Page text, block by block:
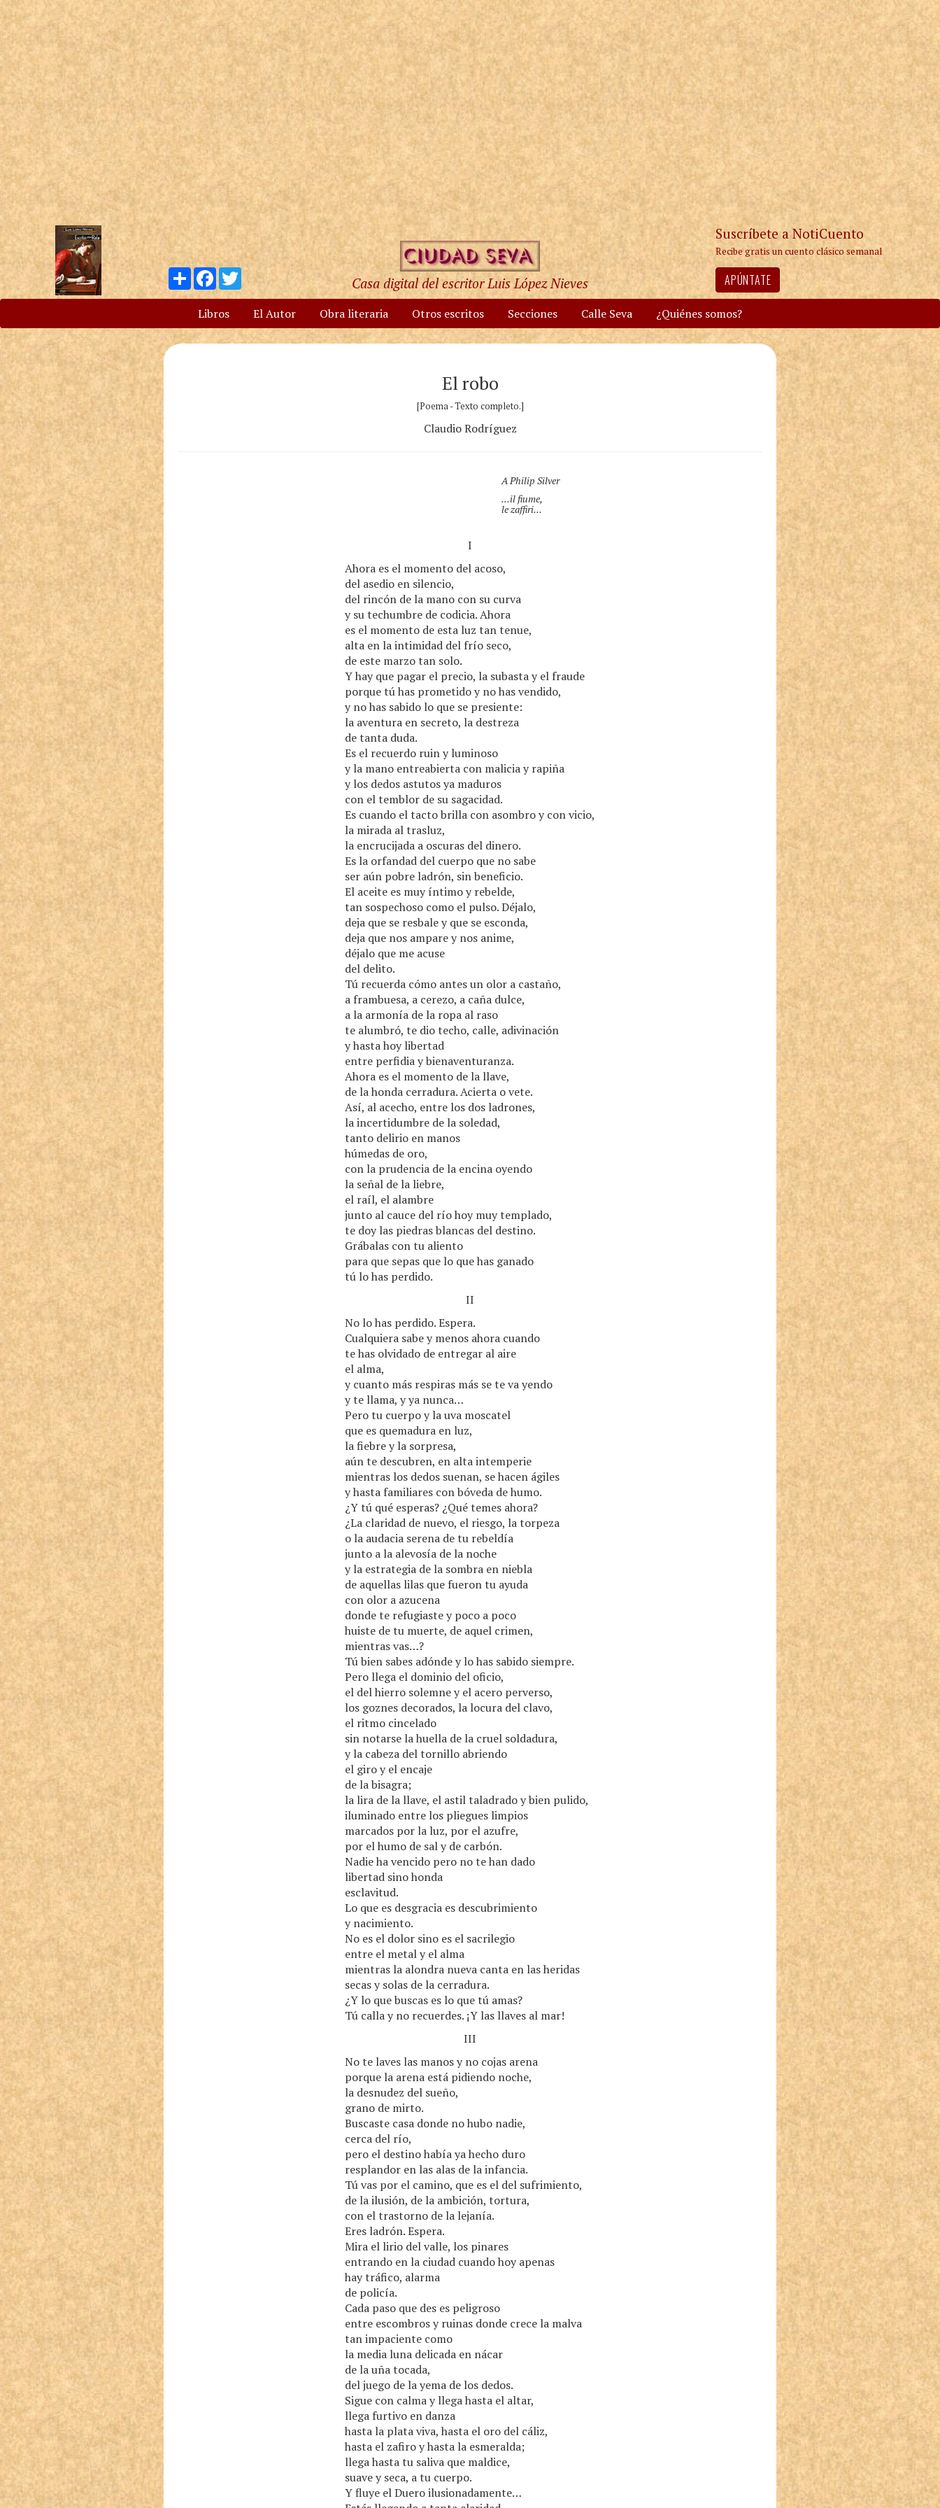
Compartir
Facebook
Twitter
Casa digital del escritor Luis López Nieves
Suscríbete a NotiCuento
Recibe gratis un cuento clásico semanal
APÚNTATE
Libros El Autor Obra literaria Otros escritos Secciones Calle Seva ¿Quiénes somos?
El robo
[Poema - Texto completo.]
Claudio Rodríguez
A Philip Silver
...il fiume,
le zaffiri...
I
Ahora es el momento del acoso,
del asedio en silencio,
del rincón de la mano con su curva
y su techumbre de codicia. Ahora
es el momento de esta luz tan tenue,
alta en la intimidad del frío seco,
de este marzo tan solo.
Y hay que pagar el precio, la subasta y el fraude
porque tú has prometido y no has vendido,
y no has sabido lo que se presiente:
la aventura en secreto, la destreza
de tanta duda.
Es el recuerdo ruin y luminoso
y la mano entreabierta con malicia y rapiña
y los dedos astutos ya maduros
con el temblor de su sagacidad.
Es cuando el tacto brilla con asombro y con vicio,
la mirada al trasluz,
la encrucijada a oscuras del dinero.
Es la orfandad del cuerpo que no sabe
ser aún pobre ladrón, sin beneficio.
El aceite es muy íntimo y rebelde,
tan sospechoso como el pulso. Déjalo,
deja que se resbale y que se esconda,
deja que nos ampare y nos anime,
déjalo que me acuse
del delito.
Tú recuerda cómo antes un olor a castaño,
a frambuesa, a cerezo, a caña dulce,
a la armonía de la ropa al raso
te alumbró, te dio techo, calle, adivinación
y hasta hoy libertad
entre perfidia y bienaventuranza.
Ahora es el momento de la llave,
de la honda cerradura. Acierta o vete.
Así, al acecho, entre los dos ladrones,
la incertidumbre de la soledad,
tanto delirio en manos
húmedas de oro,
con la prudencia de la encina oyendo
la señal de la liebre,
el raíl, el alambre
junto al cauce del río hoy muy templado,
te doy las piedras blancas del destino.
Grábalas con tu aliento
para que sepas que lo que has ganado
tú lo has perdido.
II
No lo has perdido. Espera.
Cualquiera sabe y menos ahora cuando
te has olvidado de entregar al aire
el alma,
y cuanto más respiras más se te va yendo
y te llama, y ya nunca…
Pero tu cuerpo y la uva moscatel
que es quemadura en luz,
la fiebre y la sorpresa,
aún te descubren, en alta intemperie
mientras los dedos suenan, se hacen ágiles
y hasta familiares con bóveda de humo.
¿Y tú qué esperas? ¿Qué temes ahora?
¿La claridad de nuevo, el riesgo, la torpeza
o la audacia serena de tu rebeldía
junto a la alevosía de la noche
y la estrategia de la sombra en niebla
de aquellas lilas que fueron tu ayuda
con olor a azucena
donde te refugiaste y poco a poco
huiste de tu muerte, de aquel crimen,
mientras vas…?
Tú bien sabes adónde y lo has sabido siempre.
Pero llega el dominio del oficio,
el del hierro solemne y el acero perverso,
los goznes decorados, la locura del clavo,
el ritmo cincelado
sin notarse la huella de la cruel soldadura,
y la cabeza del tornillo abriendo
el giro y el encaje
de la bisagra;
la lira de la llave, el astil taladrado y bien pulido,
iluminado entre los pliegues limpios
marcados por la luz, por el azufre,
por el humo de sal y de carbón.
Nadie ha vencido pero no te han dado
libertad sino honda
esclavitud.
Lo que es desgracia es descubrimiento
y nacimiento.
No es el dolor sino es el sacrilegio
entre el metal y el alma
mientras la alondra nueva canta en las heridas
secas y solas de la cerradura.
¿Y lo que buscas es lo que tú amas?
Tú calla y no recuerdes. ¡Y las llaves al mar!
III
No te laves las manos y no cojas arena
porque la arena está pidiendo noche,
la desnudez del sueño,
grano de mirto.
Buscaste casa donde no hubo nadie,
cerca del río,
pero el destino había ya hecho duro
resplandor en las alas de la infancia.
Tú vas por el camino, que es el del sufrimiento,
de la ilusión, de la ambición, tortura,
con el trastorno de la lejanía.
Eres ladrón. Espera.
Mira el lirio del valle, los pinares
entrando en la ciudad cuando hoy apenas
hay tráfico, alarma
de policía.
Cada paso que des es peligroso
entre escombros y ruinas donde crece la malva
tan impaciente como
la media luna delicada en nácar
de la uña tocada,
del juego de la yema de los dedos.
Sigue con calma y llega hasta el altar,
llega furtivo en danza
hasta la plata viva, hasta el oro del cáliz,
hasta el zafiro y hasta la esmeralda;
llega hasta tu saliva que maldice,
suave y seca, a tu cuerpo.
Y fluye el Duero ilusionadamente…